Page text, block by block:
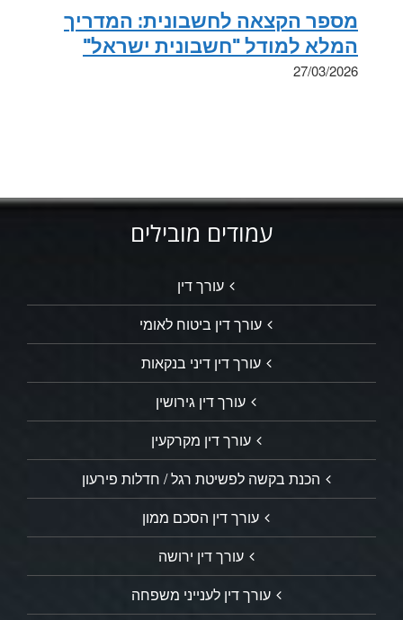
מספר הקצאה לחשבונית: המדריך
המלא למודל "חשבונית ישראל"
27/03/2026
עמודים מובילים
עורך דין
עורך דין ביטוח לאומי
עורך דין דיני בנקאות
עורך דין גירושין
עורך דין מקרקעין
הכנת בקשה לפשיטת רגל / חדלות פירעון
עורך דין הסכם ממון
עורך דין ירושה
עורך דין לענייני משפחה